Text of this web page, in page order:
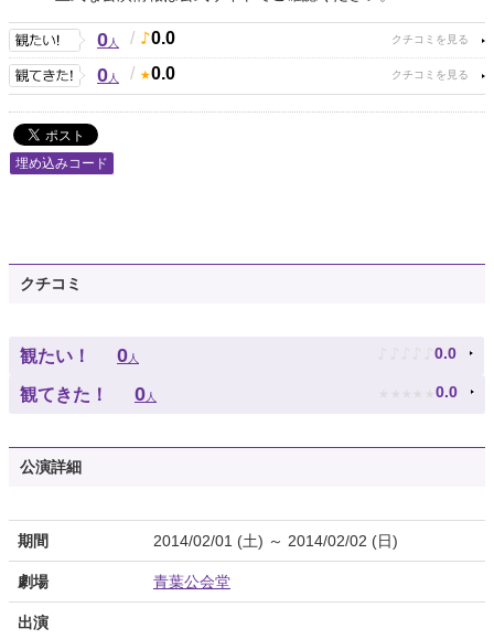
0人 / 0.0
0人 / 0.0
埋め込みコード
クチコミ
観たい！ 0人 ♪ ♪ ♪ ♪ ♪ 0.0
観てきた！ 0人 ★ ★ ★ ★ ★ 0.0
公演詳細
期間 2014/02/01 (土) ～ 2014/02/02 (日)
劇場 青葉公会堂
出演